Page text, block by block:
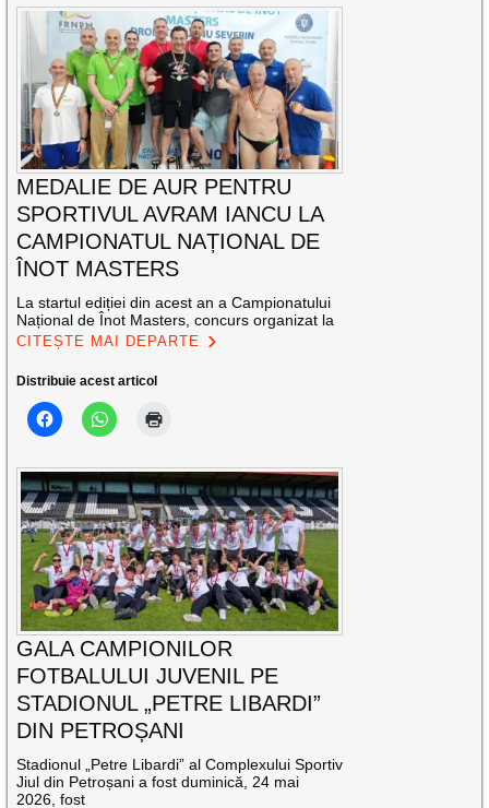
MEDALIE DE AUR PENTRU
SPORTIVUL AVRAM IANCU LA
CAMPIONATUL NAȚIONAL DE
ÎNOT MASTERS
La startul ediției din acest an a Campionatului
Național de Înot Masters, concurs organizat la
CITEȘTE MAI DEPARTE
Distribuie acest articol
GALA CAMPIONILOR
FOTBALULUI JUVENIL PE
STADIONUL „PETRE LIBARDI”
DIN PETROȘANI
Stadionul „Petre Libardi” al Complexului Sportiv
Jiul din Petroșani a fost duminică, 24 mai
2026, fost